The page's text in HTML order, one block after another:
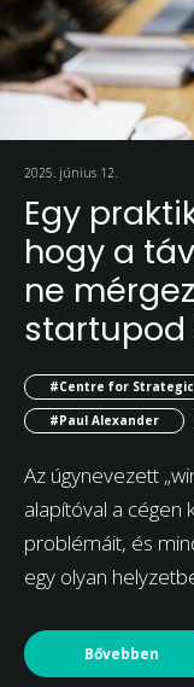
2025. június 12.
Egy
hogy a
ne
startupod
#Centre for
#Paul Alexander
Az úgynevezett
alapítóval a cégen
problémáit, és
egy olyan
Bővebben